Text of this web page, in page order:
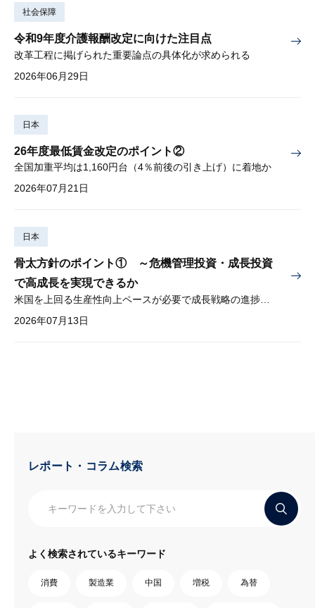
社会保障
令和9年度介護報酬改定に向けた注目点
改革工程に掲げられた重要論点の具体化が求められる
2026年06月29日
日本
26年度最低賃金改定のポイント②
全国加重平均は1,160円台（4％前後の引き上げ）に着地か
2026年07月21日
日本
骨太方針のポイント① ～危機管理投資・成長投資
で高成長を実現できるか
2026年07月13日
レポート・コラム検索
よく検索されているキーワード
消費 製造業 中国 増税 為替